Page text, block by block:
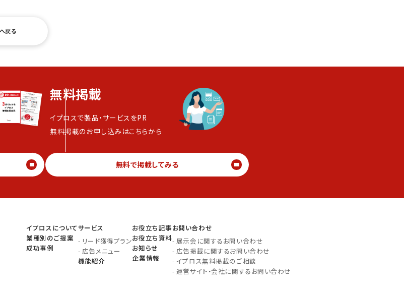
戻る
無料掲載
イプロスで製品・サービスをPR
無料掲載のお申し込みはこちらから
無料で掲載してみる
イプロスについて
業種別のご提案
成功事例
サービス
- リード獲得プラン
- 広告メニュー
機能紹介
お役立ち記事
お役立ち資料
お知らせ
企業情報
お問い合わせ
- 展示会に関するお問い合わせ
- 広告掲載に関するお問い合わせ
- イプロス無料掲載のご相談
- 運営サイト・会社に関するお問い合わせ